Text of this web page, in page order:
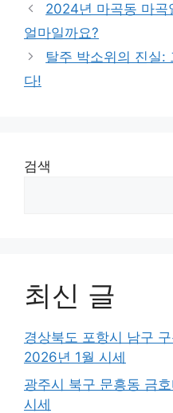
2024년 마곡동 마곡
얼마일까요?
탈주 박소위의 진실:
다!
검색
최신 글
경상북도 포항시 남구
2026년 1월 시세
광주시 북구 문흥동 금
시세